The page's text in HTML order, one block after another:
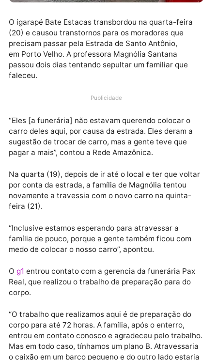
O igarapé Bate Estacas transbordou na quarta-feira
precisam passar pela Estrada de Santo Antônio,
passou dois dias tentando sepultar um familiar que
faleceu.
Publicidade
“Eles [a funerária] não estavam querendo colocar o
carro deles aqui, por causa da estrada. Eles deram a
sugestão de trocar de carro, mas a gente teve que
Na quarta (19), depois de ir até o local e ter que
por conta da estrada, a família de Magnólia tentou
novamente a travessia com o novo carro na quinta-
feira (21).
família de pouco, porque a gente também ficou com
medo de colocar o nosso carro”, apontou.
Og1entrou contato com a gerencia da funerária Pax